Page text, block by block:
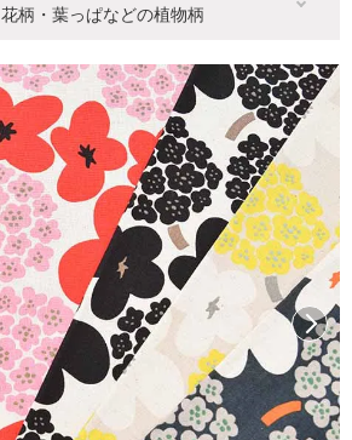
花柄・葉っぱなどの植物柄
次へ